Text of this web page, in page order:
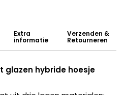
Extra
informatie
Verzenden &
Retourneren
glazen hybride hoesje